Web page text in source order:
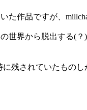
た作品ですが、
世界から脱出する(
残されていたもの